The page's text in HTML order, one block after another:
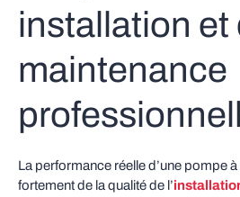
installation et
maintenance
La performance réelle d’une pompe
fortement de la qualité de l’